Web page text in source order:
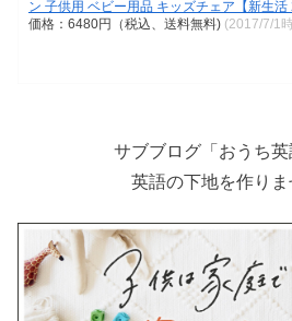
ン 子供用 ベビー用品 キッズチェア【新生活
価格：6480円（税込、送料無料) (2017/7/1
サブブログ「おうち英
英語の下地を作りま